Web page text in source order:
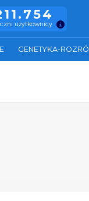
użytkownicy
GENETYKA-